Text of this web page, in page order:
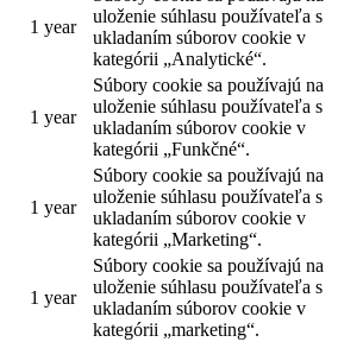
1 year
uloženie súhlasu používateľa s
ukladaním súborov cookie v
kategórii „Analytické“.
1 year
Súbory cookie sa používajú na
uloženie súhlasu používateľa s
ukladaním súborov cookie v
kategórii „Funkčné“.
1 year
Súbory cookie sa používajú na
uloženie súhlasu používateľa s
ukladaním súborov cookie v
kategórii „Marketing“.
1 year
Súbory cookie sa používajú na
uloženie súhlasu používateľa s
ukladaním súborov cookie v
kategórii „marketing“.